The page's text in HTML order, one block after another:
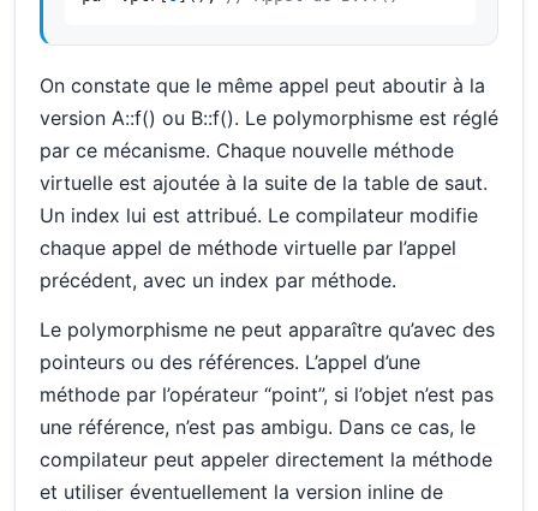
On constate que le même appel peut aboutir à la
version A::f() ou B::f(). Le polymorphisme est réglé
par ce mécanisme. Chaque nouvelle méthode
virtuelle est ajoutée à la suite de la table de saut.
Un index lui est attribué. Le compilateur modifie
chaque appel de méthode virtuelle par l’appel
précédent, avec un index par méthode.
Le polymorphisme ne peut apparaître qu’avec des
pointeurs ou des références. L’appel d’une
méthode par l’opérateur “point”, si l’objet n’est pas
une référence, n’est pas ambigu. Dans ce cas, le
compilateur peut appeler directement la méthode
et utiliser éventuellement la version inline de